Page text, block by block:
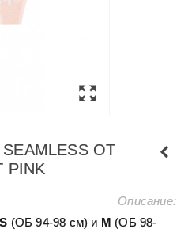
ОТ
PINK
Описание:
S (ОБ 94-98 см) и М (ОБ 98-